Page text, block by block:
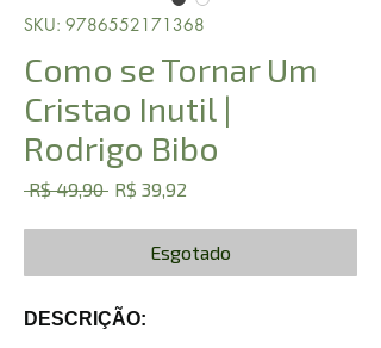
SKU: 9786552171368
Como se Tornar Um
Cristao Inutil |
Rodrigo Bibo
R$ 49,90 Preço
R$ 39,92
Esgotado
DESCRIÇÃO: